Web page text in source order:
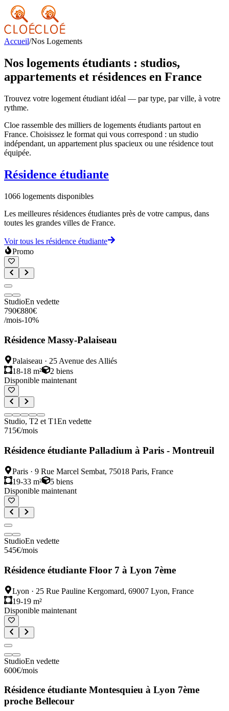
Accueil/Nos Logements
Nos logements étudiants : studios,
appartements et résidences en France
Trouvez votre logement étudiant idéal — par type, par ville, à votre
rythme.
Cloe rassemble des milliers de logements étudiants partout en
France. Choisissez le format qui vous correspond : un studio
indépendant, un appartement plus spacieux ou une résidence tout
équipée.
Résidence étudiante
1066 logements disponibles
Les meilleures résidences étudiantes près de votre campus, dans
toutes les grandes villes de France.
Voir tous les résidence étudiante
Promo
StudioEn vedette
790€880€
/mois-10%
Résidence Massy-Palaiseau
Palaiseau · 25 Avenue des Alliés
18-18 m²
2 biens
Disponible maintenant
Studio, T2 et T1En vedette
715€/mois
Résidence étudiante Palladium à Paris - Montreuil
Paris · 9 Rue Marcel Sembat, 75018 Paris, France
19-33 m²
5 biens
Disponible maintenant
StudioEn vedette
545€/mois
Résidence étudiante Floor 7 à Lyon 7ème
Lyon · 25 Rue Pauline Kergomard, 69007 Lyon, France
19-19 m²
Disponible maintenant
StudioEn vedette
600€/mois
Résidence étudiante Montesquieu à Lyon 7ème
proche Bellecour